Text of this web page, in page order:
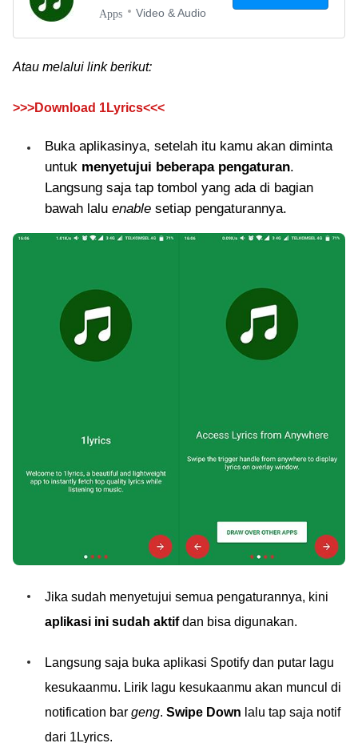
Apps Video & Audio
Atau melalui link berikut:
>>>Download 1Lyrics<<<
Buka aplikasinya, setelah itu kamu akan diminta
untuk menyetujui beberapa pengaturan.
Langsung saja tap tombol yang ada di bagian
bawah lalu enable setiap pengaturannya.
Jika sudah menyetujui semua pengaturannya, kini
aplikasi ini sudah aktifdan bisa digunakan.
Langsung saja buka aplikasi Spotify dan putar lagu
kesukaanmu. Lirik lagu kesukaanmu akan muncul di
notification bar geng. Swipe Down lalu tap saja notif
dari 1Lyrics.